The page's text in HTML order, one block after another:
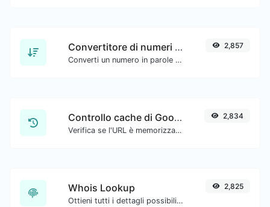
Convertitore di numeri in parole
Converti un numero in parole scritte.
2,857
Controllo cache di Google
Verifica se l'URL è memorizzato nella cache da Google.
2,834
Whois Lookup
Ottieni tutti i dettagli possibili su un nome di dominio.
2,825